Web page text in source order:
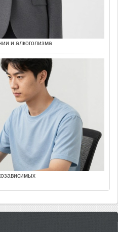
и алкоголизма
и наркозависимых